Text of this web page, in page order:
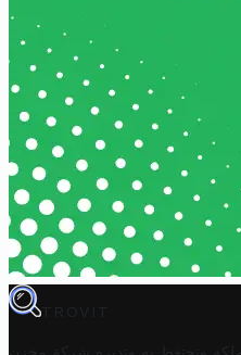
TROVIT
وتحتفظ به وتديره
شركة مخزن